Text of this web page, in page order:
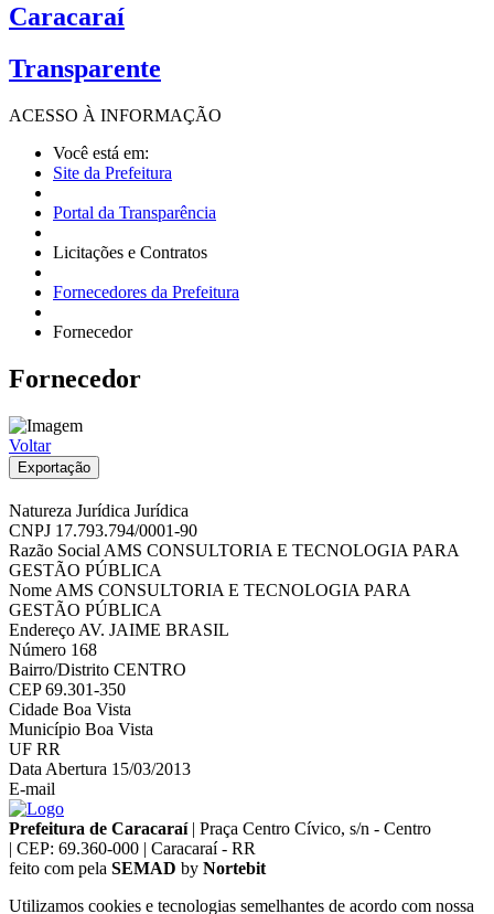
Caracaraí
Transparente
ACESSO À INFORMAÇÃO
Você está em:
Site da Prefeitura
Portal da Transparência
Licitações e Contratos
Fornecedores da Prefeitura
Fornecedor
Fornecedor
Voltar
Exportação
Natureza Jurídica Jurídica
CNPJ 17.793.794/0001-90
Razão Social AMS CONSULTORIA E TECNOLOGIA PARA
GESTÃO PÚBLICA
Nome AMS CONSULTORIA E TECNOLOGIA PARA
GESTÃO PÚBLICA
Endereço AV. JAIME BRASIL
Número 168
Bairro/Distrito CENTRO
CEP 69.301-350
Cidade Boa Vista
Município Boa Vista
UF RR
Data Abertura 15/03/2013
E-mail
Prefeitura de Caracaraí | Praça Centro Cívico, s/n - Centro
| CEP: 69.360-000 | Caracaraí - RR
feito com pela SEMAD by Nortebit
Utilizamos cookies e tecnologias semelhantes de acordo com nossa